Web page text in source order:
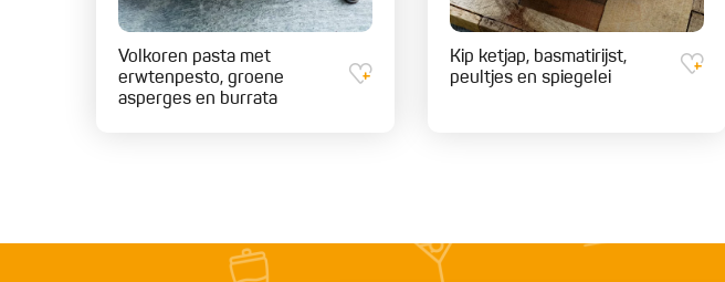
Volkoren pasta met
erwtenpesto, groene
asperges en burrata
Kip ketjap, basmatirijst,
peultjes en spiegelei